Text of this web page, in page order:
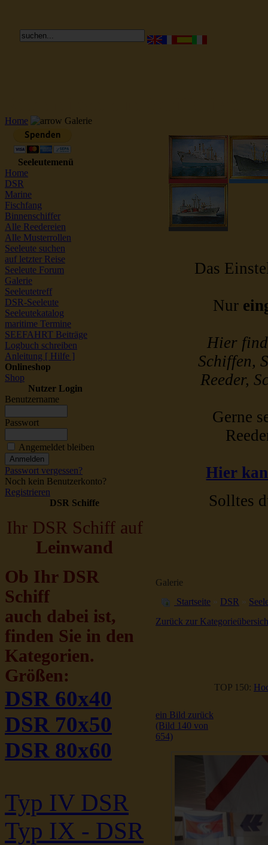
Home Galerie
Seeleutemenü
Home
DSR
Marine
Fischfang
Binnenschiffer
Alle Reedereien
Alle Musterrollen
Seeleute suchen
auf letzter Reise
Seeleute Forum
Galerie
Seeleutetreff
DSR-Seeleute
Seeleutekatalog
maritime Termine
SEEFAHRT Beiträge
Logbuch schreiben
Anleitung [ Hilfe ]
Onlineshop
Shop
Nutzer Login
Benutzername
Passwort
Angemeldet bleiben
Passwort vergessen?
Noch kein Benutzerkonto?
Registrieren
DSR Schiffe
Ihr DSR Schiff auf
Leinwand
Ob Ihr DSR
Schiff
auch dabei ist,
finden Sie in den
Kategorien.
Größen:
DSR 60x40
DSR 70x50
DSR 80x60
Typ IV DSR
Typ IX - DSR
Das
Nur
Hier
Schiffen,
Reeder,
Gerne
Hier
Solltes
Galerie
Startseite » DSR »
Zurück zur
TOP 150:
ein Bild zurück
(Bild 140 von
654)